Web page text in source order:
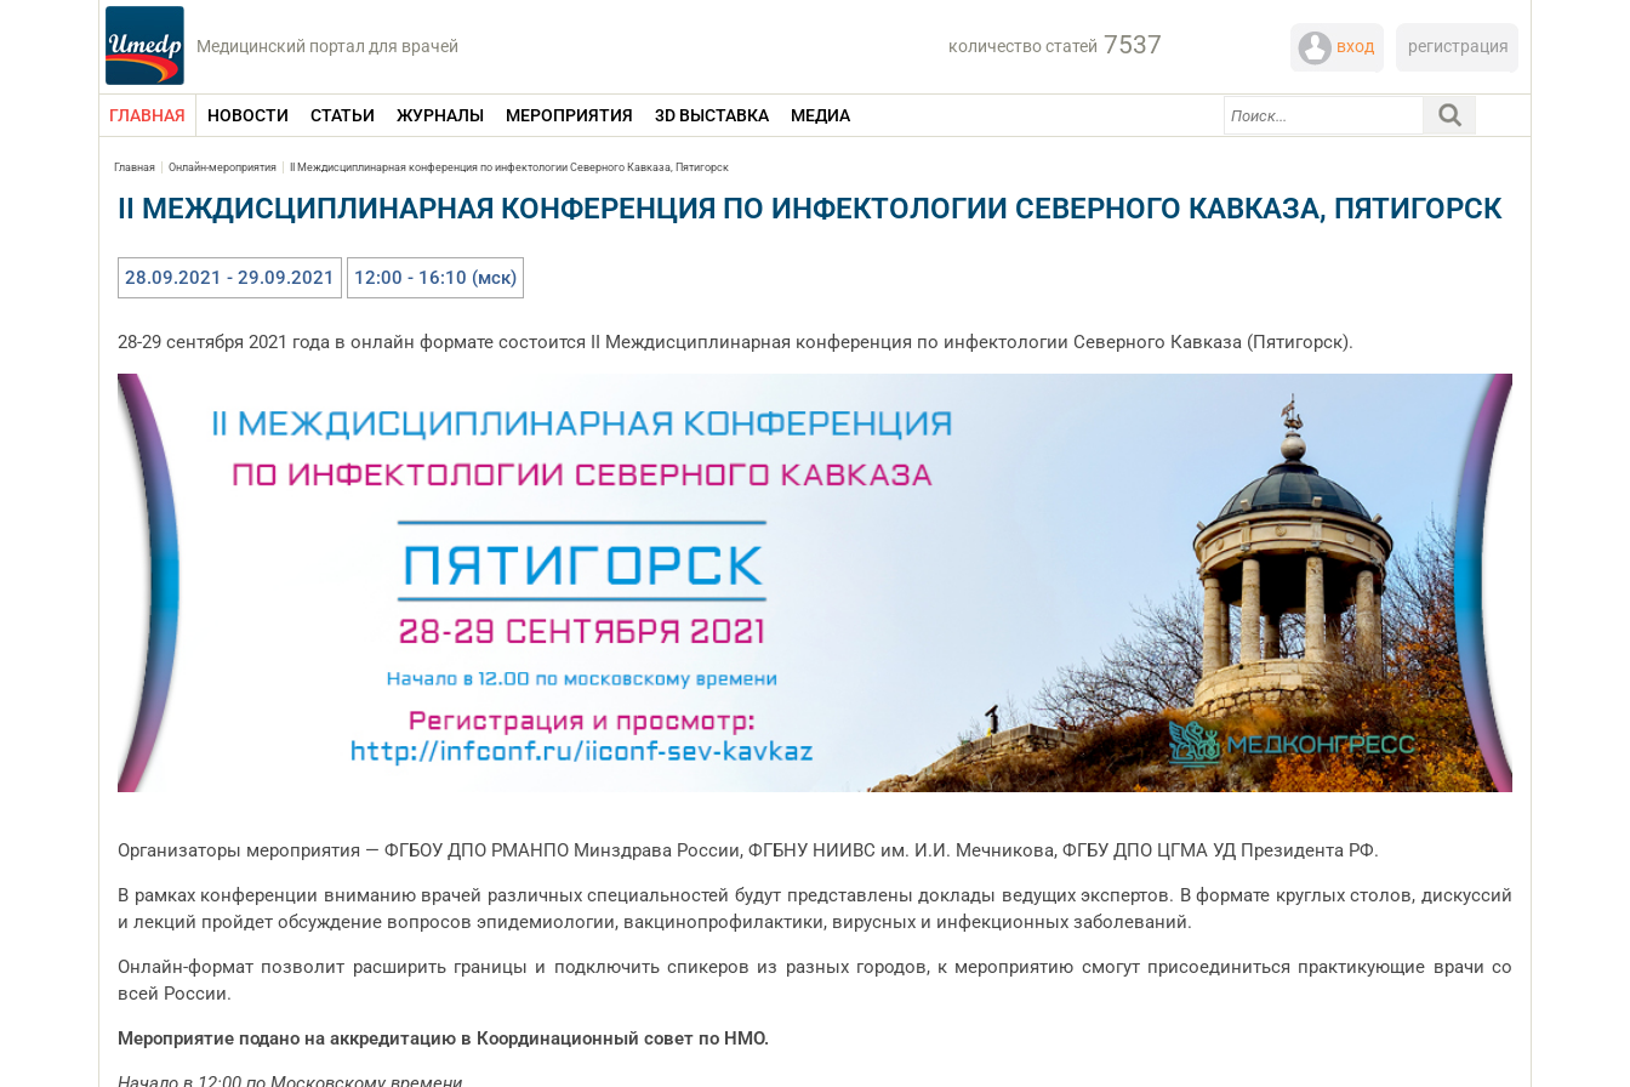
Медицинский портал для врачей количество статей 7537 вход регистрация
ГЛАВНАЯ НОВОСТИ СТАТЬИ ЖУРНАЛЫ МЕРОПРИЯТИЯ 3D ВЫСТАВКА МЕДИА
Главная Онлайн-мероприятия II Междисциплинарная конференция по инфектологии Северного Кавказа, Пятигорск
II МЕЖДИСЦИПЛИНАРНАЯ КОНФЕРЕНЦИЯ ПО ИНФЕКТОЛОГИИ СЕВЕРНОГО КАВКАЗА, ПЯТИГОРСК
28.09.2021 - 29.09.2021 12:00 - 16:10 (мск)
28-29 сентября 2021 года в онлайн формате состоится II Междисциплинарная конференция по инфектологии Северного Кавказа (Пятигорск).
Организаторы мероприятия — ФГБОУ ДПО РМАНПО Минздрава России, ФГБНУ НИИВС им. И.И. Мечникова, ФГБУ ДПО ЦГМА УД Президента РФ.
В рамках конференции вниманию врачей различных специальностей будут представлены доклады ведущих экспертов. В формате круглых столов, дискуссий
и лекций пройдет обсуждение вопросов эпидемиологии, вакцинопрофилактики, вирусных и инфекционных заболеваний.
Онлайн-формат позволит расширить границы и подключить спикеров из разных городов, к мероприятию смогут присоединиться практикующие врачи со
всей России.
Мероприятие подано на аккредитацию в Координационный совет по НМО.